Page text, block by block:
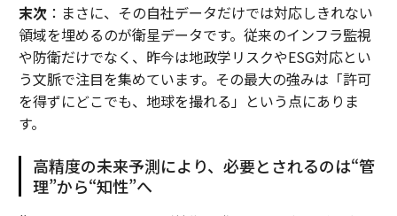
末次：まさに、その自社データだけでは対応しきれない
領域を埋めるのが衛星データです。従来のインフラ監視
や防衛だけでなく、昨今は地政学リスクやESG対応とい
う文脈で注目を集めています。その最大の強みは「許可
を得ずにどこでも、地球を撮れる」という点にありま
す。
高精度の未来予測により、必要とされるのは“管
理”から“知性”へ